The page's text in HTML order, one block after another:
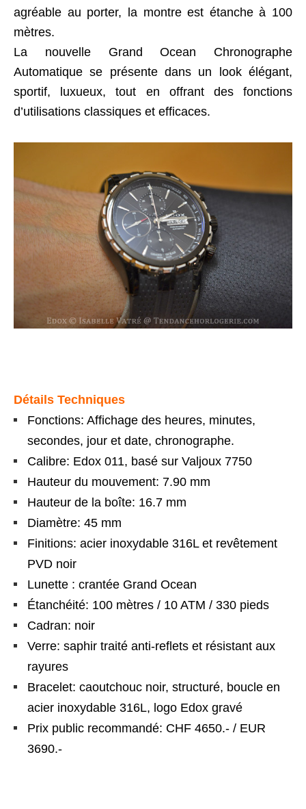
agréable au porter, la montre est étanche à 100
mètres.
La nouvelle Grand Ocean Chronographe
Automatique se présente dans un look élégant,
sportif, luxueux, tout en offrant des fonctions
d’utilisations classiques et efficaces.
Détails Techniques
Fonctions: Affichage des heures, minutes,
secondes, jour et date, chronographe.
Calibre: Edox 011, basé sur Valjoux 7750
Hauteur du mouvement: 7.90 mm
Hauteur de la boîte: 16.7 mm
Diamètre: 45 mm
Finitions: acier inoxydable 316L et revêtement
PVD noir
Lunette : crantée Grand Ocean
Étanchéité: 100 mètres / 10 ATM / 330 pieds
Cadran: noir
Verre: saphir traité anti-reflets et résistant aux
rayures
Bracelet: caoutchouc noir, structuré, boucle en
acier inoxydable 316L, logo Edox gravé
Prix public recommandé: CHF 4650.- / EUR
3690.-